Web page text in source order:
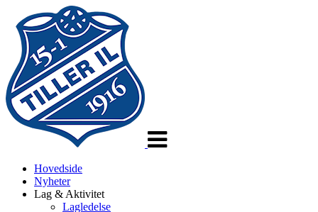
Hovedside
Nyheter
Lag & Aktivitet
Lagledelse